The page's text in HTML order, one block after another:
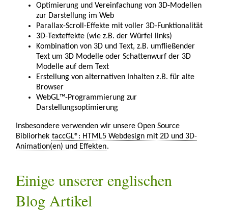
Optimierung und Vereinfachung von 3D-Modellen
zur Darstellung im Web
Parallax-Scroll-Effekte mit voller 3D-Funktionalität
3D-Texteffekte (wie z.B. der Würfel links)
Kombination von 3D und Text, z.B. umfließender
Text um 3D Modelle oder Schattenwurf der 3D
Modelle auf dem Text
Erstellung von alternativen Inhalten z.B. für alte
Browser
WebGL™-Programmierung zur
Darstellungsoptimierung
Insbesondere verwenden wir unsere Open Source
Bibliorhek taccGL®: HTML5 Webdesign mit 2D und 3D-
Animation(en) und Effekten.
Einige unserer englischen
Blog Artikel